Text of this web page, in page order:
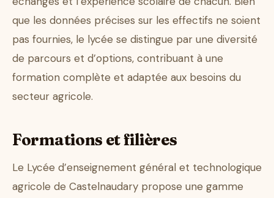
que les données précises sur les effectifs ne soient
pas fournies, le lycée se distingue par une diversité
de parcours et d’options, contribuant à une
formation complète et adaptée aux besoins du
secteur agricole.
Formations et filières
Le Lycée d’enseignement général et technologique
agricole de Castelnaudary propose une gamme